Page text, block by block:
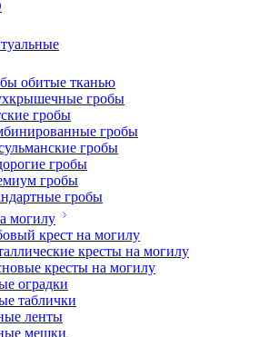
обитые тканью
гробы
гробы
гробы
гробы
гробы
гробы
гробы
могилу
крест на могилу
кресты на могилу
кресты на могилу
оградки
таблички
ленты
мешки